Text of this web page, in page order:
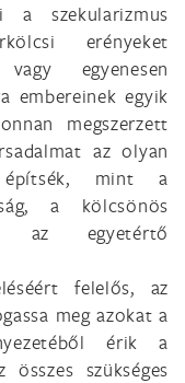
a szekularizmus
erényeket
egyenesen
embereinek egyik
megszerzett
az olyan
építsék, mint a
a kölcsönös
az egyetértő
felelős, az
meg azokat a
érik a
szükséges